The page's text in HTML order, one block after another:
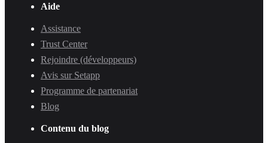
Aide
Assistance
Trust Center
Rejoindre (développeurs)
Avis sur Setapp
Programme de partenariat
Blog
Contenu du blog